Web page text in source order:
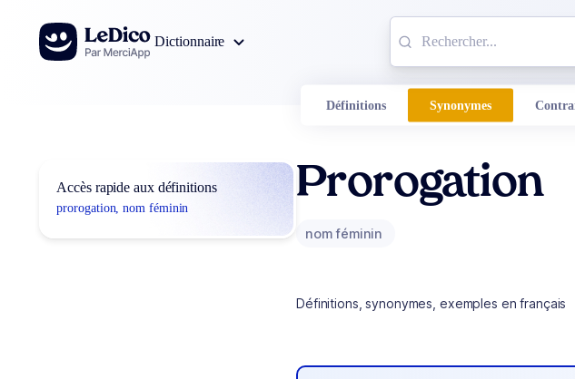
Aller au contenu
Dictionnaire
Définitions Synonymes
Accès rapide aux définitions
prorogation, nom féminin
Prorogation
nom féminin
Définitions, synonymes, exemples en français